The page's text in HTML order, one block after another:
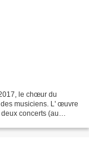
le chœur du
musiciens. L' œuvre
concerts (au